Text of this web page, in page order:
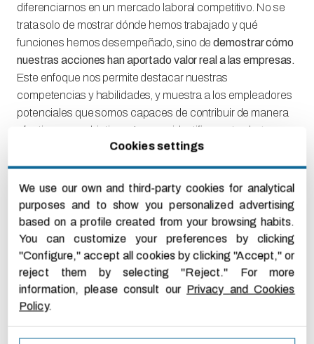
diferenciarnos en un mercado laboral competitivo. No se
trata solo de mostrar dónde hemos trabajado y qué
funciones hemos desempeñado, sino dedemostrar cómo
nuestras acciones han aportado valor real a las empresas.
Este enfoque nos permite destacar nuestras
competencias y habilidades, y muestra a los empleadores
potenciales que somos capaces de contribuir de manera
efectiva a sus objetivos. Aunque identificar estos logros
requiere tiempo y esfuerzo, el resultado es un
más potente y persuasivo, capaz de captar la atención y
generar entrevistas. En definitiva, un currículum bien
elaborado, centrado en logros tangibles, es la mejor carta
de presentación para avanzar en nuestra carrera
profesional.
Recasens&Rosconsideramos que este paso es
fundamental para perfeccionar el currículum e integrarlo
de manera efectiva. Un CV que refleje claramente los
Cookies settings
We use our own and third-party cookies for analytical
purposes and to show you personalized advertising
based on a profile created from your browsing habits.
You can customize your preferences by clicking
"Configure," accept all cookies by clicking "Accept," or
reject them by selecting "Reject." For more
information, please consult our Privacy and Cookies
Policy.